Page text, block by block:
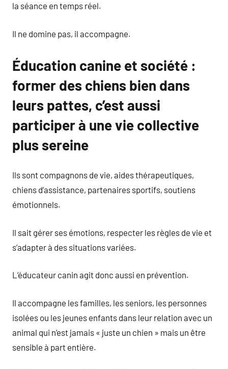
la séance en temps réel.
Il ne domine pas, il accompagne.
Éducation canine et société :
former des chiens bien dans
leurs pattes, c’est aussi
participer à une vie collective
plus sereine
Ils sont compagnons de vie, aides thérapeutiques,
chiens d’assistance, partenaires sportifs, soutiens
émotionnels.
Il sait gérer ses émotions, respecter les règles de vie et
s’adapter à des situations variées.
L’éducateur canin agit donc aussi en prévention.
Il accompagne les familles, les seniors, les personnes
isolées ou les jeunes enfants dans leur relation avec un
animal qui n’est jamais « juste un chien » mais un être
sensible à part entière.